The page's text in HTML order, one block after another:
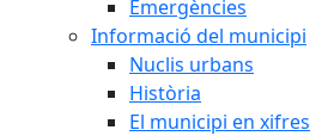
Emergències
Informació del municipi
Nuclis urbans
Història
El municipi en xifres